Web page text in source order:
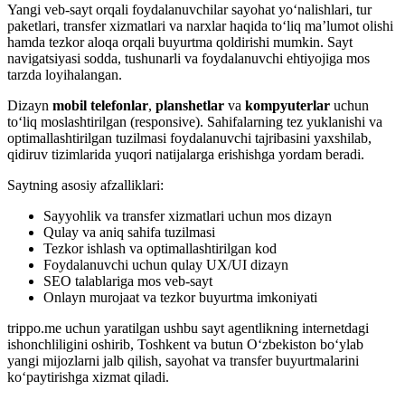
Yangi veb-sayt orqali foydalanuvchilar sayohat yo‘nalishlari, tur
paketlari, transfer xizmatlari va narxlar haqida to‘liq ma’lumot olishi
hamda tezkor aloqa orqali buyurtma qoldirishi mumkin. Sayt
navigatsiyasi sodda, tushunarli va foydalanuvchi ehtiyojiga mos
tarzda loyihalangan.
Dizayn mobil telefonlar, planshetlar va kompyuterlar uchun
to‘liq moslashtirilgan (responsive). Sahifalarning tez yuklanishi va
optimallashtirilgan tuzilmasi foydalanuvchi tajribasini yaxshilab,
qidiruv tizimlarida yuqori natijalarga erishishga yordam beradi.
Saytning asosiy afzalliklari:
Sayyohlik va transfer xizmatlari uchun mos dizayn
Qulay va aniq sahifa tuzilmasi
Tezkor ishlash va optimallashtirilgan kod
Foydalanuvchi uchun qulay UX/UI dizayn
SEO talablariga mos veb-sayt
Onlayn murojaat va tezkor buyurtma imkoniyati
trippo.me uchun yaratilgan ushbu sayt agentlikning internetdagi
ishonchliligini oshirib, Toshkent va butun O‘zbekiston bo‘ylab
yangi mijozlarni jalb qilish, sayohat va transfer buyurtmalarini
ko‘paytirishga xizmat qiladi.